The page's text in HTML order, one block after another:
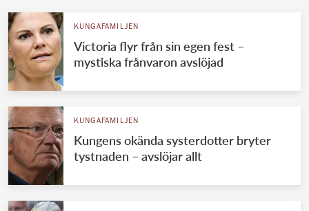
KUNGAFAMILJEN
Victoria flyr från sin egen fest –
mystiska frånvaron avslöjad
KUNGAFAMILJEN
Kungens okända systerdotter bryter
tystnaden – avslöjar allt